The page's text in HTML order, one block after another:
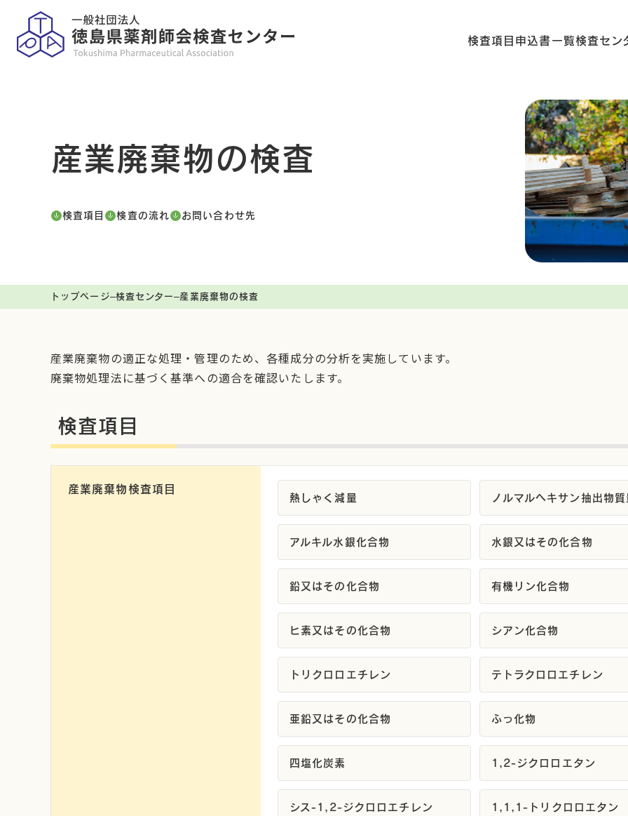
検査項目 申込書一覧検査セン
産業廃棄物の検査
検査項目 検査の流れ お問い合わせ先
トップページ 検査センター 産業廃棄物の検査
産業廃棄物の適正な処理・管理のため、各種成分の分析を実施しています。
廃棄物処理法に基づく基準への適合を確認いたします。
検査項目
産業廃棄物検査項目
熱しゃく減量 ノルマルヘキサン抽出物質
アルキル水銀化合物 水銀又はその化合物
鉛又はその化合物 有機リン化合物
ヒ素又はその化合物 シアン化合物
トリクロロエチレン テトラクロロエチレン
亜鉛又はその化合物 ふっ化物
四塩化炭素 1,2-ジクロロエタン
シス-1,2-ジクロロエチレン 1,1,1-トリクロロエタン